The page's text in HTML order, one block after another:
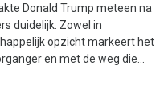
Donald Trump meteen na
duidelijk. Zowel in
opzicht markeert het
en met de weg die...